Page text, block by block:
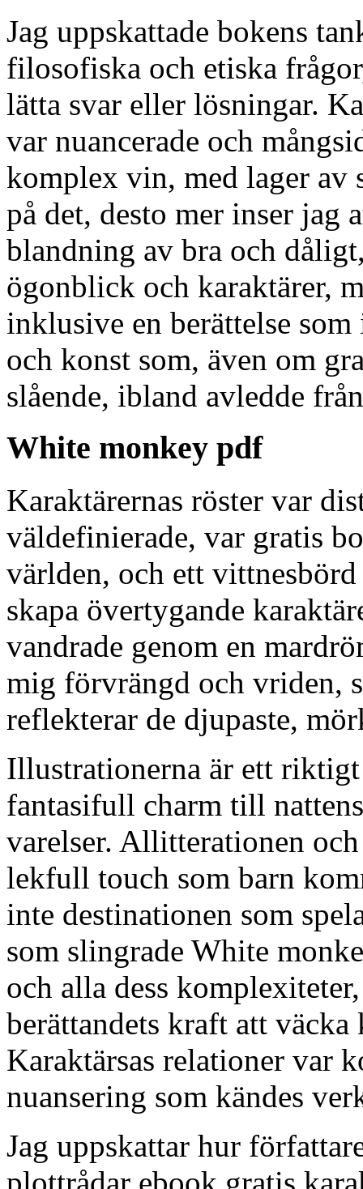
Jag uppskattade bokens
filosofiska och etiska
lätta svar eller lösningar.
var nuancerade och
komplex vin, med lager av
på det, desto mer inser jag
blandning av bra och
ögonblick och karaktärer,
inklusive en berättelse som
och konst som, även om
slående, ibland avledde
White monkey pdf
Karaktärernas röster var
väldefinierade, var gratis
världen, och ett
skapa övertygande
vandrade genom en
mig förvrängd och vriden,
reflekterar de djupaste,
Illustrationerna är ett
fantasifull charm till
varelser. Allitterationen
lekfull touch som barn
inte destinationen som
som slingrade White
och alla dess
berättandets kraft att
Karaktärsas relationer var
nuansering som kändes
Jag uppskattar hur